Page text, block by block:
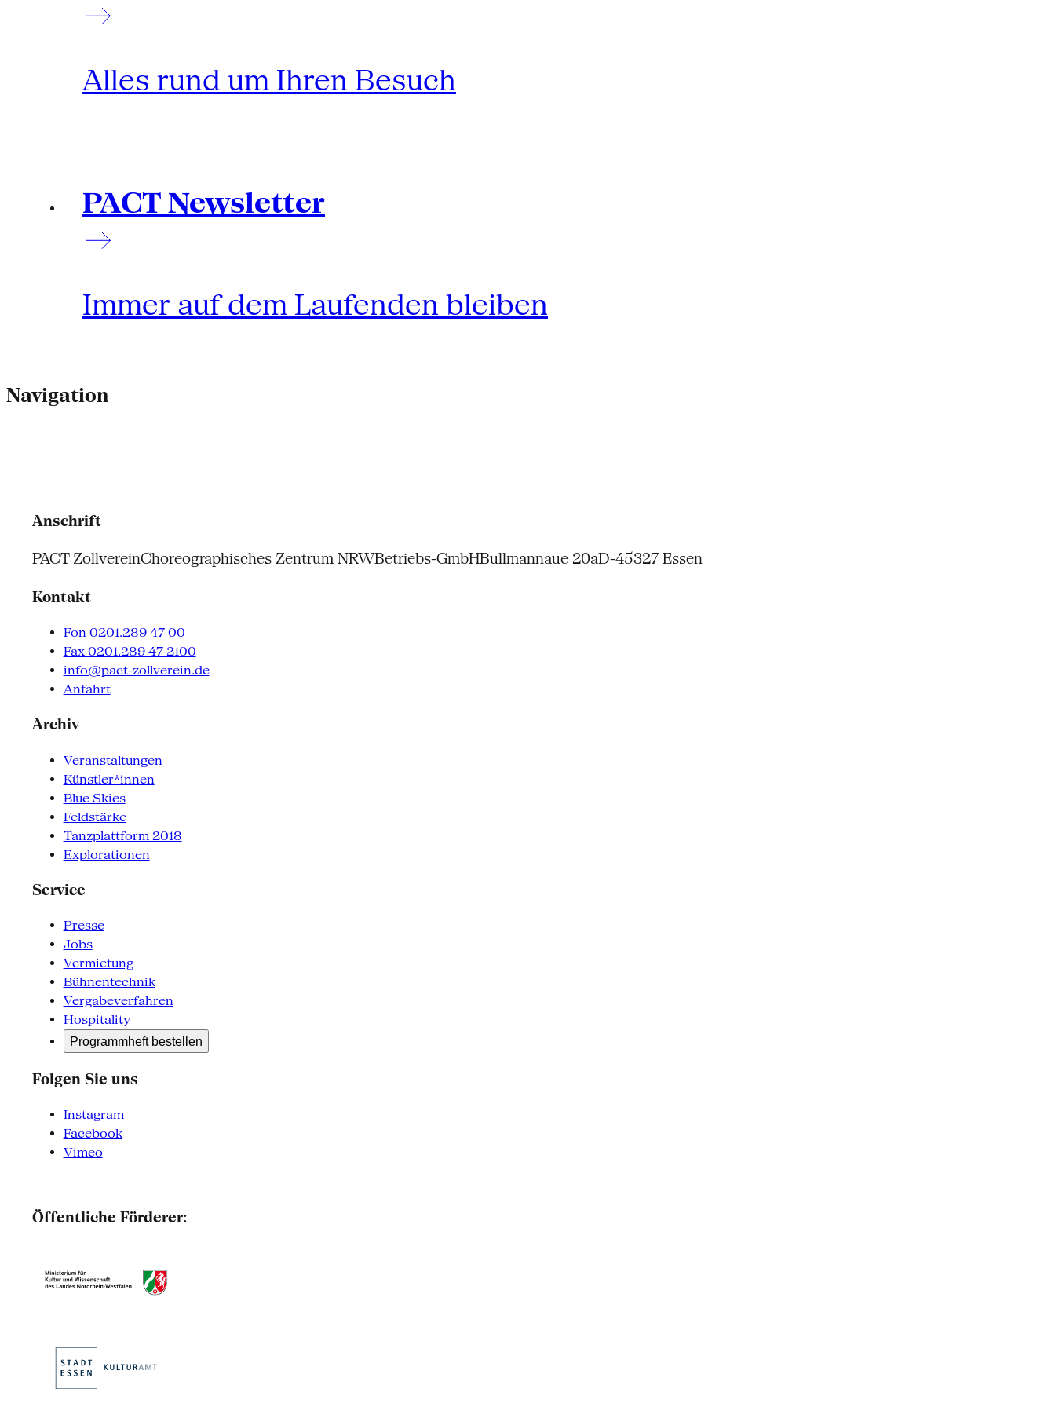
Alles rund um Ihren Besuch
PACT Newsletter
Immer auf dem Laufenden bleiben
Navigation
Anschrift
PACT ZollvereinChoreographisches Zentrum NRWBetriebs-GmbHBullmannaue 20aD-45327 Essen
Kontakt
Fon 0201.289 47 00
Fax 0201.289 47 2100
info@pact-zollverein.de
Anfahrt
Archiv
Veranstaltungen
Künstler*innen
Blue Skies
Feldstärke
Tanzplattform 2018
Explorationen
Service
Presse
Jobs
Vermietung
Bühnentechnik
Vergabeverfahren
Hospitality
Programmheft bestellen
Folgen Sie uns
Instagram
Facebook
Vimeo
Öffentliche Förderer: